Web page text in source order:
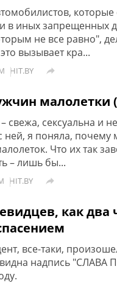
в иных запрещенных
не все равно",
вызывает кра...
HIT.BY 
малолетки
свежа, сексуальна и
я поняла,
Что их так
– лишь бы...
HIT.BY 
как два
все-таки,
надпись